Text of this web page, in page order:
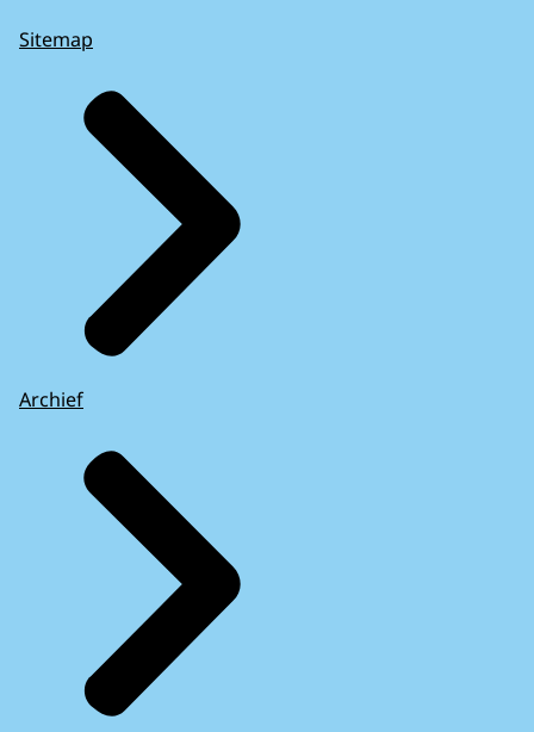
Sitemap
Archief